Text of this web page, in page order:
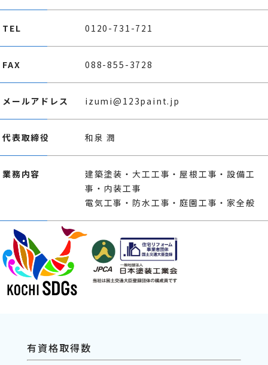
TEL 0120-731-721
FAX 088-855-3728
メールアドレス izumi@123paint.jp
代表取締役 和泉 潤
業務内容
建築塗装・大工工事・屋根工事・設備工
事・内装工事
電気工事・防水工事・庭園工事・家全般
有資格取得数